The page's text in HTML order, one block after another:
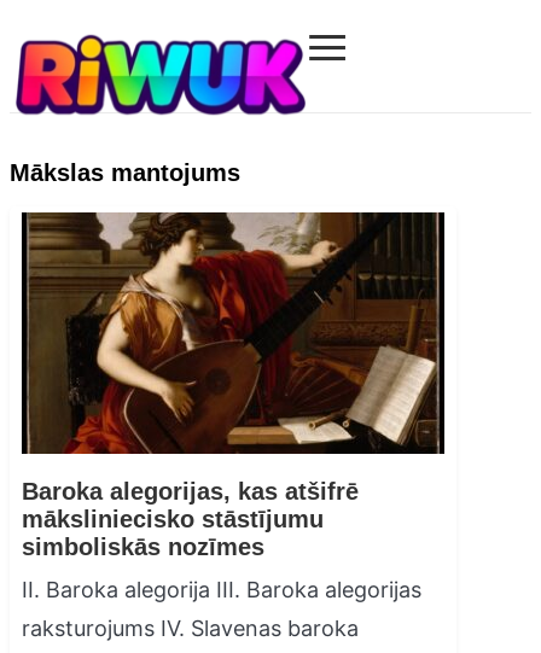
Riwuk.com
≡
Mākslas mantojums
Baroka alegorijas, kas atšifrē
māksliniecisko stāstījumu
simboliskās nozīmes
II. Baroka alegorija III. Baroka alegorijas
raksturojums IV. Slavenas baroka